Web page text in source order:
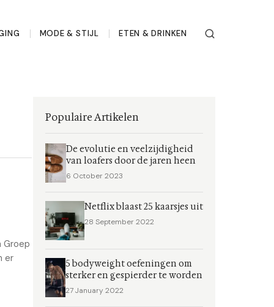
MODE & STIJL ETEN & DRINKEN
Groep
er
Populaire Artikelen
De evolutie en veelzijdigheid
van loafers door de jaren heen
6 October 2023
Netflix blaast 25 kaarsjes uit
28 September 2022
5 bodyweight oefeningen om
sterker en gespierder te worden
27 January 2022